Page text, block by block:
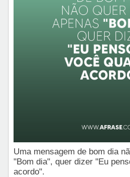
Uma mensagem de bom dia
"Bom dia", quer dizer "Eu
acordo".